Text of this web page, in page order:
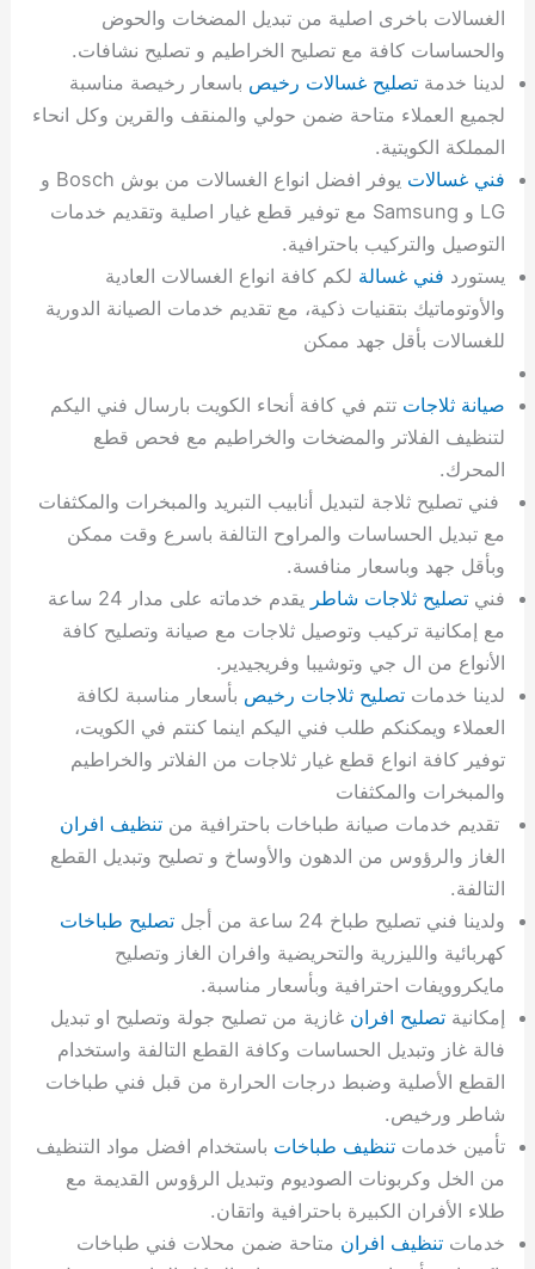
الغسالات باخرى اصلية من تبديل المضخات والحوض
والحساسات كافة مع تصليح الخراطيم و تصليح نشافات.
لدينا خدمةتصليح غسالات رخيص باسعار رخيصة مناسبة
لجميع العملاء متاحة ضمن حولي والمنقف والقرين وكل انحاء
المملكة الكويتية.
فني غسالات
يوفر افضل انواع الغسالات من بوش Bosch و
LG و Samsung مع توفير قطع غيار اصلية وتقديم خدمات
التوصيل والتركيب باحترافية.
يستورد فني غسالة لكم كافة انواع الغسالات العادية
والأوتوماتيك بتقنيات ذكية، مع تقديم خدمات الصيانة الدورية
للغسالات بأقل جهد ممكن
صيانة ثلاجات تتم في كافة أنحاء الكويت بارسال فني اليكم
لتنظيف الفلاتر والمضخات والخراطيم مع فحص قطع
المحرك.
فني تصليح ثلاجة لتبديل أنابيب التبريد والمبخرات والمكثفات
مع تبديل الحساسات والمراوح التالفة باسرع وقت ممكن
وبأقل جهد وباسعار منافسة.
فنيتصليح ثلاجات شاطر
يقدم خدماته على مدار 24 ساعة
مع إمكانية تركيب وتوصيل ثلاجات مع صيانة وتصليح كافة
الأنواع من ال جي وتوشيبا وفريجيدير.
لدينا خدماتتصليح ثلاجات رخيص بأسعار مناسبة لكافة
العملاء ويمكنكم طلب فني اليكم اينما كنتم في الكويت،
توفير كافة انواع قطع غيار ثلاجات من الفلاتر والخراطيم
والمبخرات والمكثفات
تقديم خدمات صيانة طباخات باحترافية منتنظيف افران
الغاز والرؤوس من الدهون والأوساخ و تصليح وتبديل القطع
التالفة.
ولدينا فني تصليح طباخ 24 ساعة من أجل
تصليح طباخات
كهربائية والليزرية والتحريضية وافران الغاز وتصليح
مايكروويفات احترافية وبأسعار مناسبة.
إمكانيةتصليح افران غازية من تصليح جولة وتصليح او تبديل
فالة غاز وتبديل الحساسات وكافة القطع التالفة واستخدام
القطع الأصلية وضبط درجات الحرارة من قبل فني طباخات
شاطر ورخيص.
تأمين خدماتتنظيف طباخات باستخدام افضل مواد التنظيف
من الخل وكربونات الصوديوم وتبديل الرؤوس القديمة مع
طلاء الأفران الكبيرة باحترافية واتقان.
خدماتتنظيف افران متاحة ضمن محلات فني طباخات